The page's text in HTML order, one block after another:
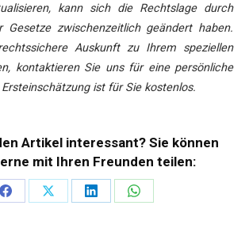
kann sich die Rechtslage durch
Gesetze zwischenzeitlich geändert haben.
Auskunft zu Ihrem speziellen
kontaktieren Sie uns für eine persönliche
ist für Sie kostenlos.
Artikel interessant? Sie können
mit Ihren Freunden teilen:
Teilen
Teilen
Teilen
Teilen